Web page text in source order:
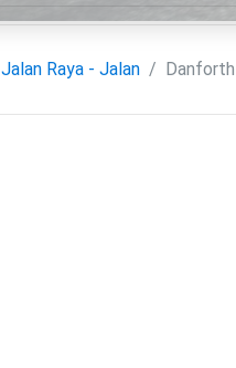
Jalan Raya - Jalan